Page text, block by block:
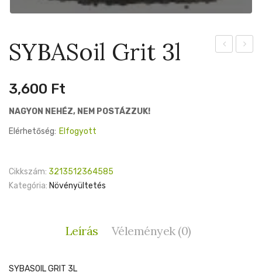
SYBASoil Grit 3l
3,600 Ft
NAGYON NEHÉZ, NEM POSTÁZZUK!
Elérhetőség: Elfogyott
Cikkszám: 3213512364585
Kategória: Növényültetés
Leírás Vélemények (0)
SYBASOIL GRIT 3L